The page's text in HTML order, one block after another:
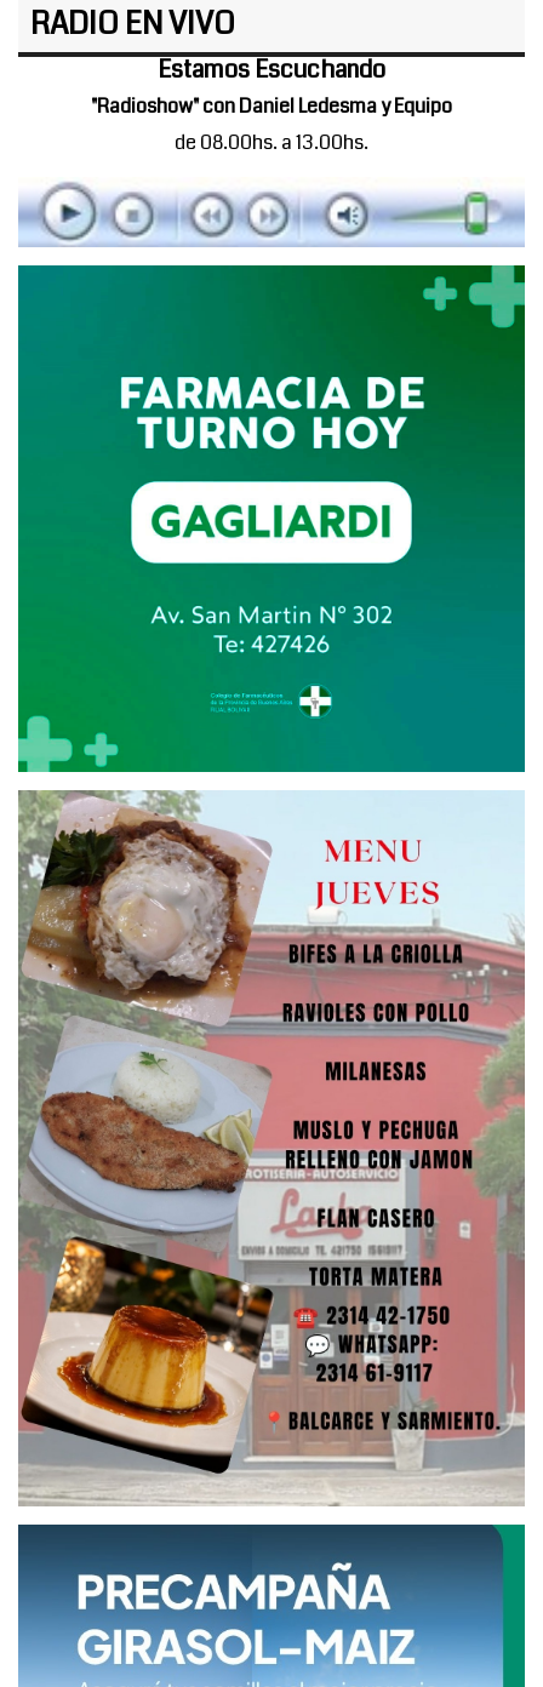
RADIO EN VIVO
Estamos Escuchando
"Radioshow" con Daniel Ledesma y Equipo
de 08.00hs. a 13.00hs.